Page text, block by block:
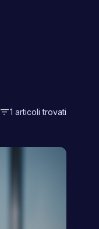
filter_list1 articoli trovati